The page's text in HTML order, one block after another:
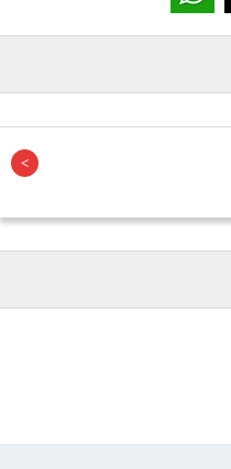
بالمبادرة الوطنية
البيئة بجامعة كفر
الشيخ، بكلية الصيدلة،
الطلاب والباحثين
البيئية والتنمية
مكي، محافظ كفر
والدكتورة أماني